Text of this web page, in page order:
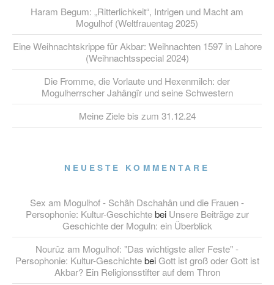
Haram Begum: „Ritterlichkeit“, Intrigen und Macht am
Mogulhof (Weltfrauentag 2025)
Eine Weihnachtskrippe für Akbar: Weihnachten 1597 in Lahore
(Weihnachtsspecial 2024)
Die Fromme, die Vorlaute und Hexenmilch: der
Mogulherrscher Jahângîr und seine Schwestern
Meine Ziele bis zum 31.12.24
NEUESTE KOMMENTARE
Sex am Mogulhof - Schâh Dschahân und die Frauen -
Persophonie: Kultur-Geschichtebei Unsere Beiträge zur
Geschichte der Moguln: ein Überblick
Nourûz am Mogulhof: "Das wichtigste aller Feste" -
Persophonie: Kultur-GeschichtebeiGott ist groß oder Gott ist
Akbar? Ein Religionsstifter auf dem Thron